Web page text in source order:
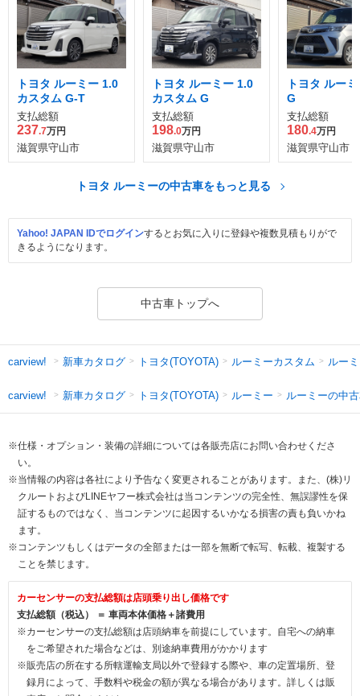
トヨタ ルーミー 1.0
カスタム G-T
支払総額
237.7万円
滋賀県守山市
トヨタ ルーミー 1.0
カスタム G
支払総額
198.0万円
滋賀県守山市
トヨタ ルー
G
支払総額
180.4万円
滋賀県守山市
トヨタ ルーミーの中古車をもっと見る
Yahoo! JAPAN IDでログインするとお気に入りに登録や複数見積もりがで
きるようになります。
中古車トップへ
carview! 新車カタログ トヨタ(TOYOTA) ルーミーカスタム ルー
carview! 新車カタログ トヨタ(TOYOTA) ルーミー ルーミーの中
※仕様・オプション・装備の詳細については各販売店にお問い合わせくださ
い。
※当情報の内容は各社により予告なく変更されることがあります。また、(株)リ
クルートおよびLINEヤフー株式会社は当コンテンツの完全性、無誤謬性を保
証するものではなく、当コンテンツに起因するいかなる損害の責も負いかね
ます。
※コンテンツもしくはデータの全部または一部を無断で転写、転載、複製する
ことを禁じます。
カーセンサーの支払総額は店頭乗り出し価格です
支払総額（税込） ＝ 車両本体価格＋諸費用
※カーセンサーの支払総額は店頭納車を前提にしています。自宅への納車
をご希望された場合などは、別途納車費用がかかります
※販売店の所在する所轄運輸支局以外で登録する際や、車の定置場所、登
録月によって、手数料や税金の額が異なる場合があります。詳しくは販